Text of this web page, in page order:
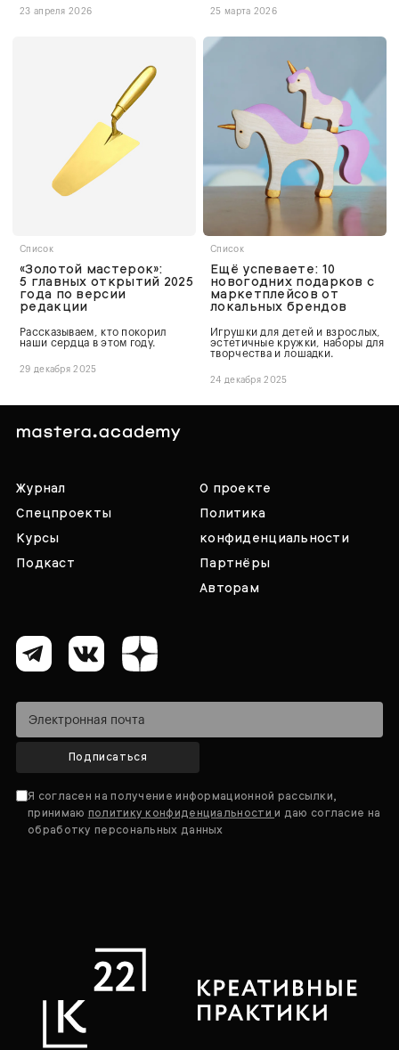
23 апреля 2026 25 марта 2026
Список
«Золотой мастерок»:
5 главных открытий 2025
года по версии
редакции
Рассказываем, кто покорил
наши сердца в этом году.
29 декабря 2025
Список
Ещё успеваете: 10
новогодних подарков с
маркетплейсов от
локальных брендов
Игрушки для детей и взрослых,
эстетичные кружки, наборы для
творчества и лошадки.
24 декабря 2025
Журнал
Спецпроекты
Курсы
Подкаст
О проекте
Политика
конфиденциальности
Партнёры
Авторам
Подписаться
Я согласен на получение информационной рассылки,
принимаю политику конфиденциальностии даю согласие на
обработку персональных данных